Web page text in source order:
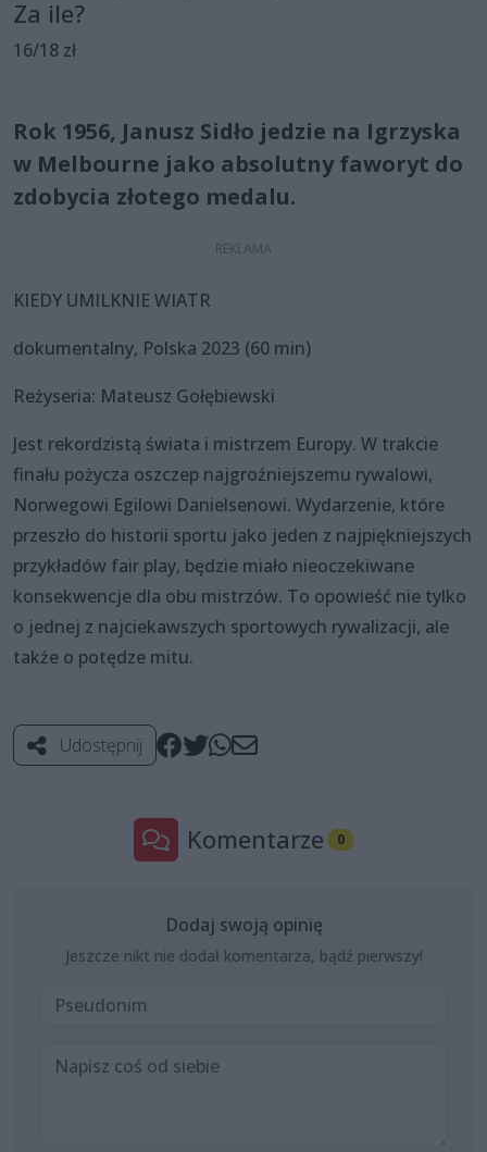
Za ile?
16/18 zł
Rok 1956, Janusz Sidło jedzie na Igrzyska
w Melbourne jako absolutny faworyt do
zdobycia złotego medalu.
KIEDY UMILKNIE WIATR
dokumentalny, Polska 2023 (60 min)
Reżyseria: Mateusz Gołębiewski
Jest rekordzistą świata i mistrzem Europy. W trakcie
finału pożycza oszczep najgroźniejszemu rywalowi,
Norwegowi Egilowi Danielsenowi. Wydarzenie, które
przeszło do historii sportu jako jeden z najpiękniejszych
przykładów fair play, będzie miało nieoczekiwane
konsekwencje dla obu mistrzów. To opowieść nie tylko
o jednej z najciekawszych sportowych rywalizacji, ale
także o potędze mitu.
Udostępnij
Komentarze 0
Dodaj swoją opinię
Jeszcze nikt nie dodał komentarza, bądź pierwszy!